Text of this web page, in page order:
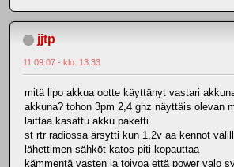
jjtp
11.09.07 - klo: 13.33
mitä lipo akkua ootte käyttänyt vastari
akkuna? tohon 3pm 2,4 ghz näyttäis olevan
laittaa kasattu akku paketti.
st rtr radiossa ärsytti kun 1,2v aa kennot
lähettimen sähköt katos piti kopauttaa
kämmentä vasten ja toivoa että power valo